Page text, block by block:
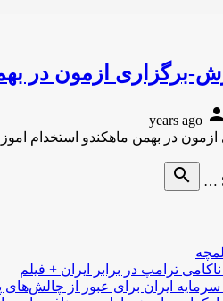
برگزاری ازمون در
person
در بهمن ماهکندو استخدام
search
ترامپ در برابر ایران + فیلم
ایران برای عبور از